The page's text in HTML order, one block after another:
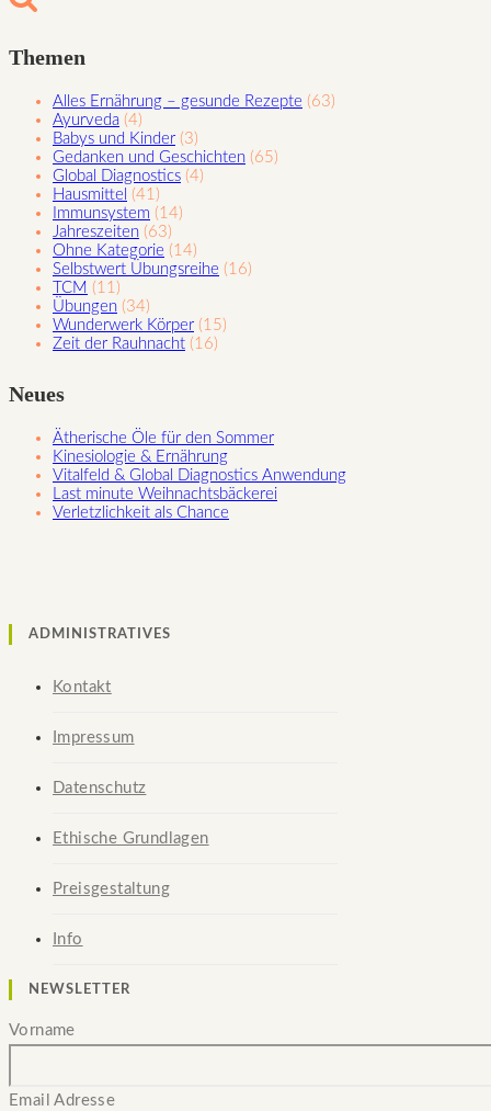
Themen
Alles Ernährung – gesunde Rezepte (63)
Ayurveda (4)
Babys und Kinder (3)
Gedanken und Geschichten (65)
Global Diagnostics (4)
Hausmittel (41)
Immunsystem (14)
Jahreszeiten (63)
Ohne Kategorie (14)
Selbstwert Übungsreihe (16)
TCM (11)
Übungen (34)
Wunderwerk Körper (15)
Zeit der Rauhnacht (16)
Neues
Ätherische Öle für den Sommer
Kinesiologie & Ernährung
Vitalfeld & Global Diagnostics Anwendung
Last minute Weihnachtsbäckerei
Verletzlichkeit als Chance
ADMINISTRATIVES
Kontakt
Impressum
Datenschutz
Ethische Grundlagen
Preisgestaltung
Info
NEWSLETTER
Vorname
Email Adresse